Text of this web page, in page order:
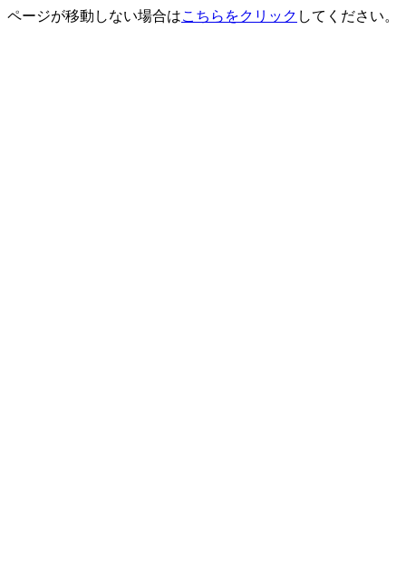
ページが移動しない場合はこちらをクリック してください。